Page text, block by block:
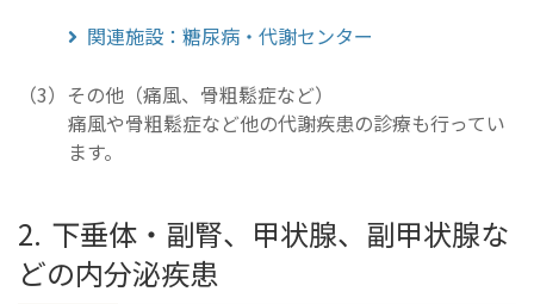
関連施設：糖尿病・代謝センター
その他（痛風、骨粗鬆症など）
痛風や骨粗鬆症など他の代謝疾患の診療も行ってい
ます。
下垂体・副腎、甲状腺、副甲状腺な
どの内分泌疾患